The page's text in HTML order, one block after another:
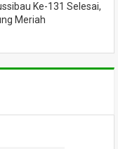
Ke-131 Selesai,
Meriah